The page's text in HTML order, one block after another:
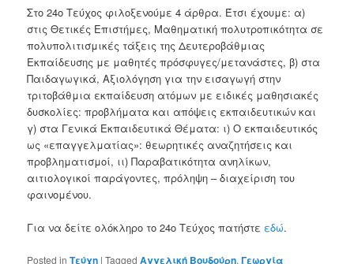
Στο 24ο Τεύχος φιλοξενούμε 4 άρθρα. Έτσι έχουμε: α)
στις Θετικές Επιστήμες, Μαθηματική πολυτροπικότητα σε
πολυπολιτισμικές τάξεις της Δευτεροβάθμιας
Εκπαίδευσης με μαθητές πρόσφυγες/μετανάστες, β) στα
Παιδαγωγικά, Αξιολόγηση για την εισαγωγή στην
τριτοβάθμια εκπαίδευση ατόμων με ειδικές μαθησιακές
δυσκολίες: προβλήματα και απόψεις εκπαιδευτικών και
γ) στα Γενικά Εκπαιδευτικά Θέματα: ι) Ο εκπαιδευτικός
ως «επαγγελματίας»: θεωρητικές αναζητήσεις και
προβληματισμοί, ιι) Παραβατικότητα ανηλίκων,
αιτιολογικοί παράγοντες, πρόληψη – διαχείριση του
φαινομένου.
Για να δείτε ολόκληρο το 24ο Τεύχος πατήστε εδώ.
Posted in Τεύχη |Tagged Αγγελική Βουδούρη,Γεωργία